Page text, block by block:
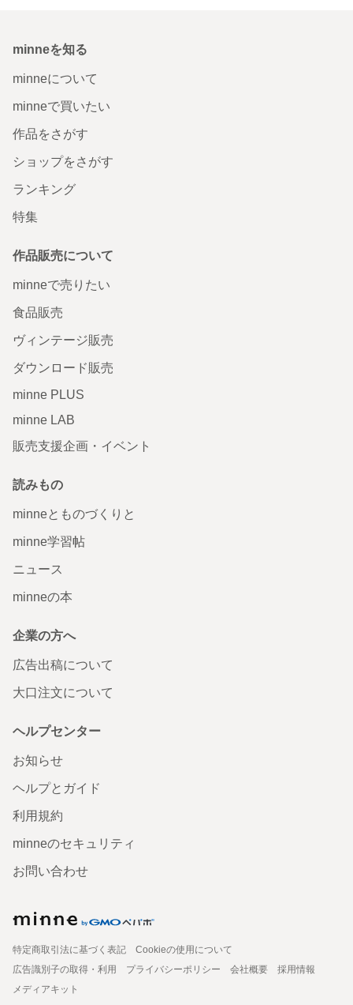
minneを知る
minneについて
minneで買いたい
作品をさがす
ショップをさがす
ランキング
特集
作品販売について
minneで売りたい
食品販売
ヴィンテージ販売
ダウンロード販売
minne PLUS
minne LAB
販売支援企画・イベント
読みもの
minneとものづくりと
minne学習帖
ニュース
minneの本
企業の方へ
広告出稿について
大口注文について
ヘルプセンター
お知らせ
ヘルプとガイド
利用規約
minneのセキュリティ
お問い合わせ
特定商取引法に基づく表記
Cookieの使用について
広告識別子の取得・利用
プライバシーポリシー 会社概要
採用情報
メディアキット